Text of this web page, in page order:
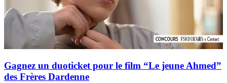
Gagnez un duoticket pour le film “Le jeune Ahmed”
des Frères Dardenne